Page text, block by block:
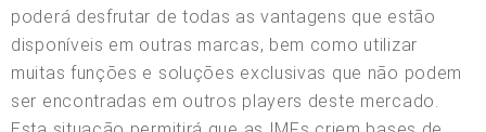
poderá desfrutar de todas as vantagens que estão
disponíveis em outras marcas, bem como utilizar
muitas funções e soluções exclusivas que não podem
ser encontradas em outros players deste mercado.